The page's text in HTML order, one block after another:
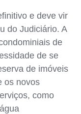
e deve vir
do Judiciário. A
de
de se
de imóveis
os novos
como